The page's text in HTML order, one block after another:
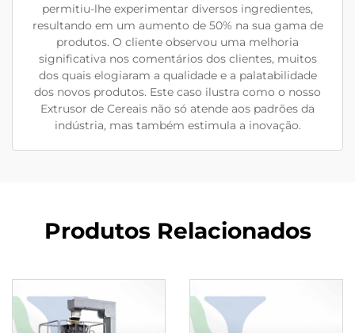
permitiu-lhe experimentar diversos ingredientes,
resultando em um aumento de 50% na sua gama de
produtos. O cliente observou uma melhoria
significativa nos comentários dos clientes, muitos
dos quais elogiaram a qualidade e a palatabilidade
dos novos produtos. Este caso ilustra como o nosso
Extrusor de Cereais não só atende aos padrões da
indústria, mas também estimula a inovação.
Produtos Relacionados